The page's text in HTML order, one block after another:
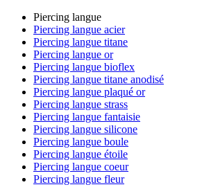
Piercing langue
Piercing langue acier
Piercing langue titane
Piercing langue or
Piercing langue bioflex
Piercing langue titane anodisé
Piercing langue plaqué or
Piercing langue strass
Piercing langue fantaisie
Piercing langue silicone
Piercing langue boule
Piercing langue étoile
Piercing langue coeur
Piercing langue fleur